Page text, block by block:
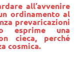
all’avvenire
ordinamento al
prevaricazioni
esprime una
cieca, perché
cosmica.